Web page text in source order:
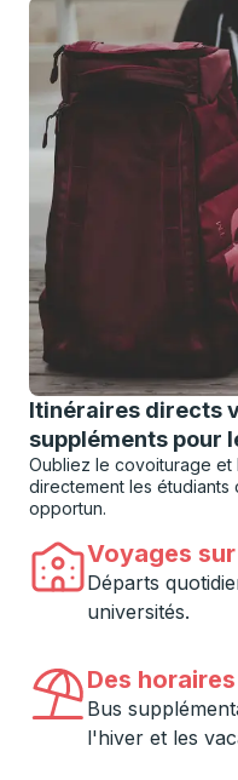
Itinéraires directs
suppléments pour
Oubliez le covoiturage et
directement les étudiants
opportun.
Voyages
Départs
universités.
Des
Bus
l'hiver et les